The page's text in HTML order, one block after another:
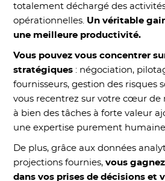
totalement déchargé des
opérationnelles. Un véritable
une meilleure productivité.
Vous pouvez vous concentrer
stratégiques : négociation,
fournisseurs, gestion des risques
vous recentrez sur votre cœur
à bien des tâches à forte valeur
une expertise purement humaine.
De plus, grâce aux données
projections fournies,vous
dans vos prises de décisions et